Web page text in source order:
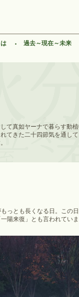
過去～現在～未来
て真如ヤーナで暮らす動植
てきた二十四節気を通して
っとも長くなる日。この
陽来復」とも言われていま